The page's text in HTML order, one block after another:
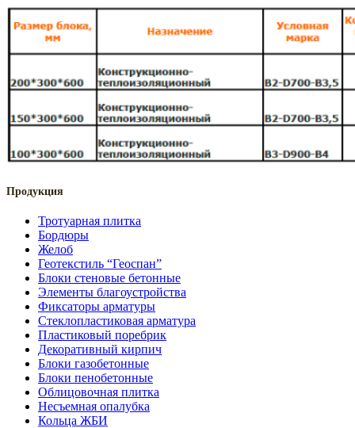
Продукция
Тротуарная плитка
Бордюры
Желоб
Геотекстиль “Геоспан”
Блоки стеновые бетонные
Элементы благоустройства
Фиксаторы арматуры
Стеклопластиковая арматура
Пластиковый поребрик
Декоративный кирпич
Блоки газобетонные
Блоки пенобетонные
Облицовочная плитка
Несъемная опалубка
Кольца ЖБИ